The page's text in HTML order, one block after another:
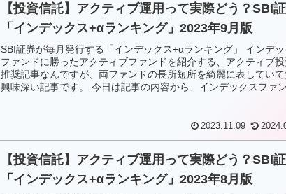
【投資信託】アクティブ運用って実際どう？SBI
「インデックス+αランキング」2023年9月版
SBI証券が毎月発行する「インデックス+αランキング」 インデッ
ファンドに勝ったアクティブファンドを紹介する、アクティブ
推奨記事なんですが、両ファンドの長所短所を綺麗に表してい
興味深い記事です。 今日は記事の内容から、インデックスファ
2023.11.09
【投資信託】アクティブ運用って実際どう？SBI
「インデックス+αランキング」2023年8月版